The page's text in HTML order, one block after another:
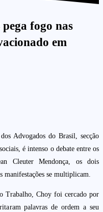
fogo nas
em
Advogados do Brasil, secção
é intenso o debate entre os
Cleuter Mendonça, os dois
manifestações se multiplicam.
Trabalho, Choy foi cercado por
palavras de ordem a seu